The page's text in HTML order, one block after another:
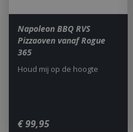
Napoleon BBQ RVS
Pizzaoven vanaf Rogue
365
€99,95
Houd mij op de hoogte